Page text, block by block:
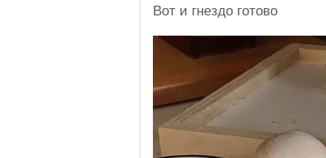
Вот и гнездо готово